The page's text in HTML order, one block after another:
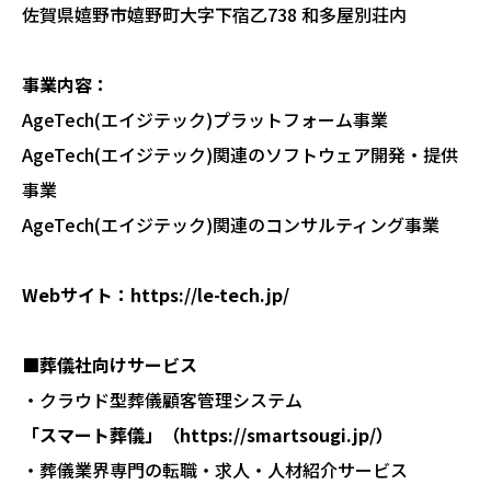
佐賀県嬉野市嬉野町大字下宿乙738 和多屋別荘内
事業内容：
AgeTech(エイジテック)プラットフォーム事業
AgeTech(エイジテック)関連のソフトウェア開発・提供
事業
AgeTech(エイジテック)関連のコンサルティング事業
Webサイト： https://le-tech.jp/
■葬儀社向けサービス
・クラウド型葬儀顧客管理システム
「スマート葬儀」（https://smartsougi.jp/）
・葬儀業界専門の転職・求人・人材紹介サービス